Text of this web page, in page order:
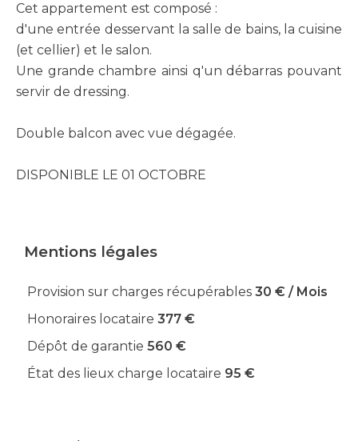
Cet appartement est composé :
d'une entrée desservant la salle de bains, la cuisine
(et cellier) et le salon.
Une grande chambre ainsi q'un débarras pouvant
servir de dressing.
Double balcon avec vue dégagée.
DISPONIBLE LE 01 OCTOBRE
Mentions légales
Provision sur charges récupérables 30 € / Mois
Honoraires locataire 377 €
Dépôt de garantie 560 €
État des lieux charge locataire 95 €